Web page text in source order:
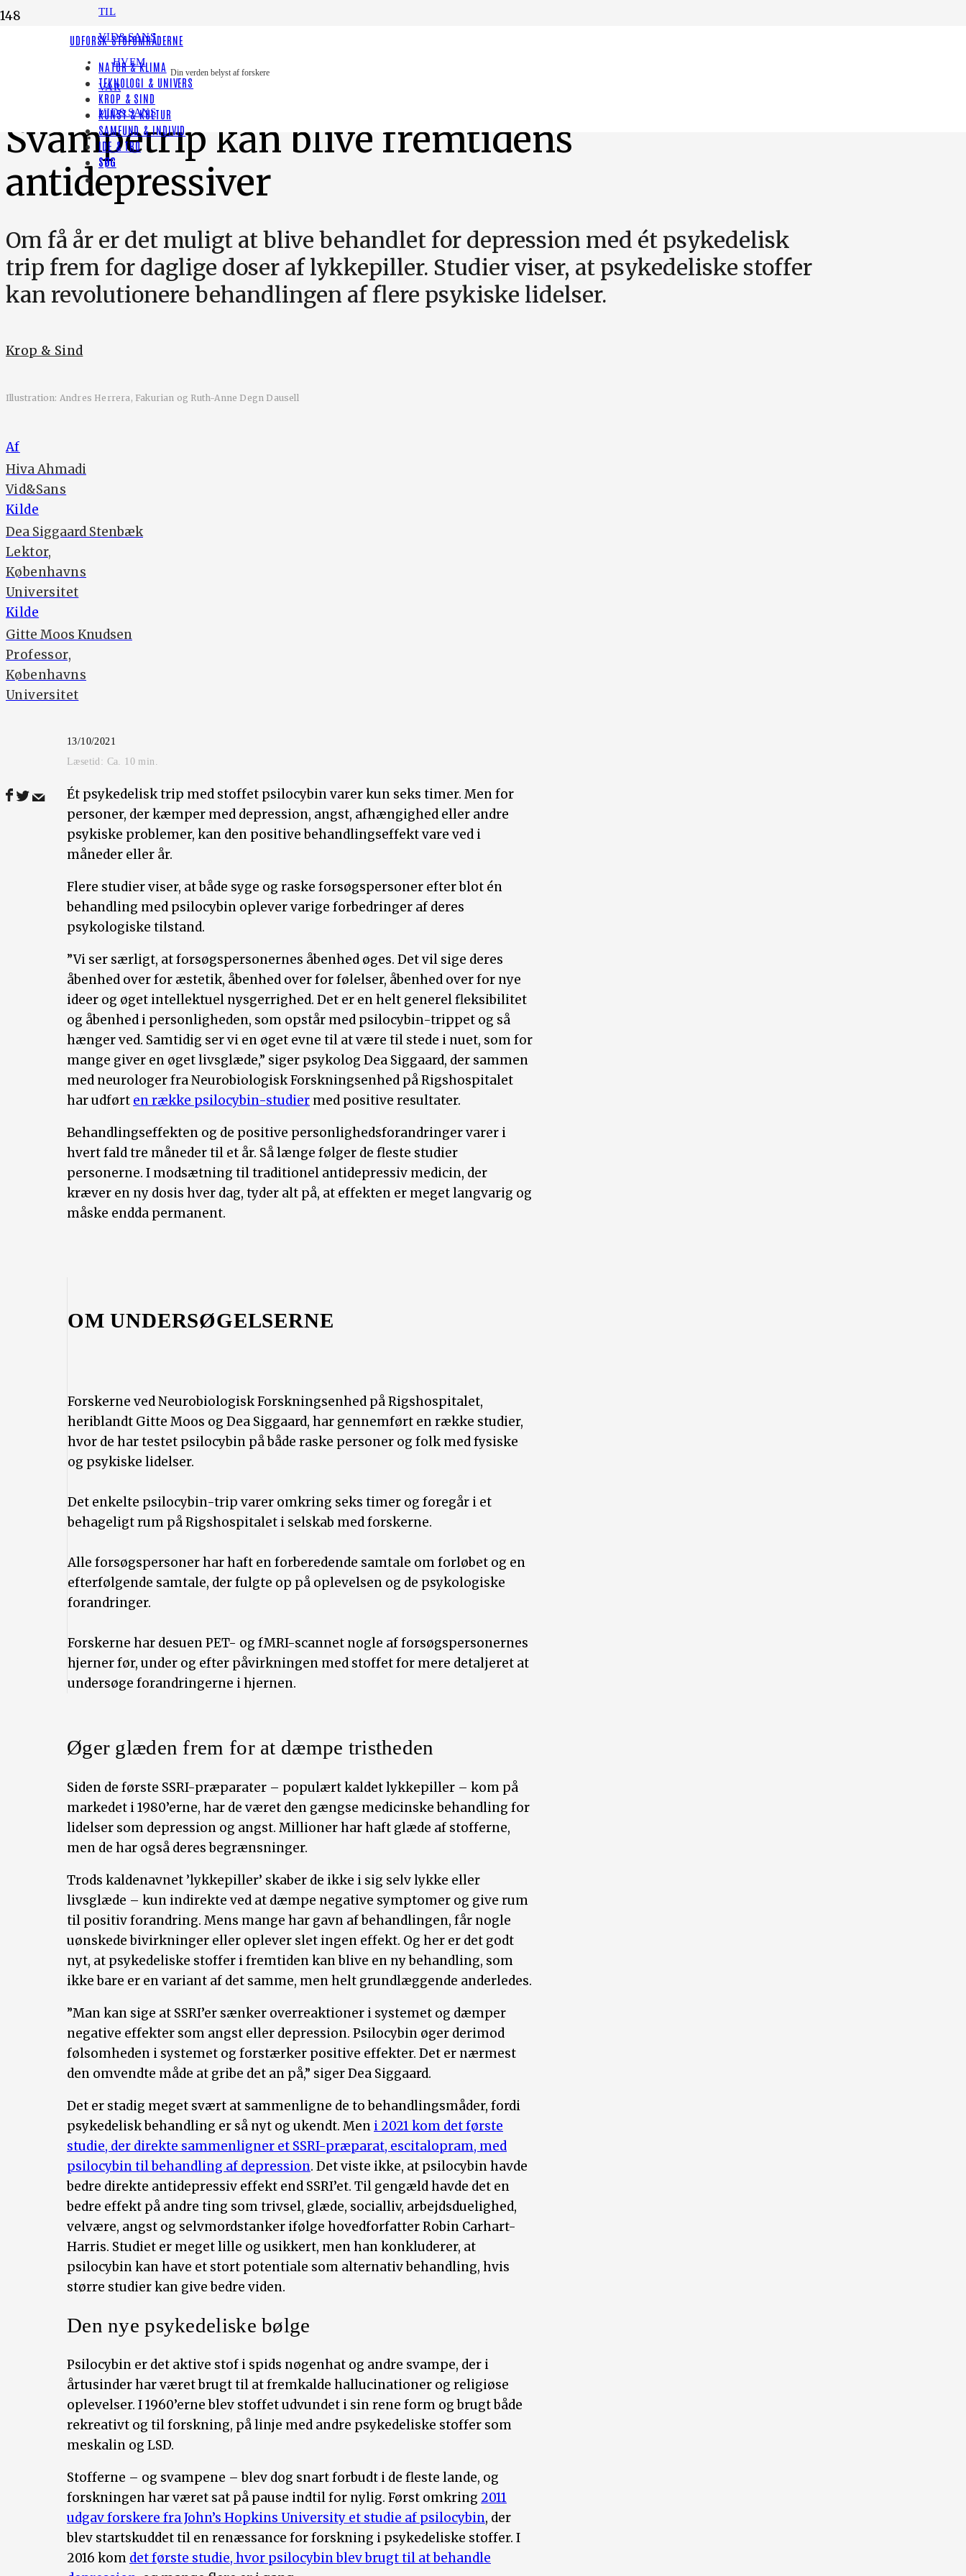
TIL
VID&SANS
HVEM
VAR
VID&SANS
Din verden belyst af forskere
UDFORSK STOFOMRÅDERNE
NATUR & KLIMA
TEKNOLOGI & UNIVERS
KROP & SIND
KUNST & KULTUR
SAMFUND & INDIVID
IDE & TRO
SØG
LYT TIL HISTORIEN
Svampetrip kan blive fremtidens
antidepressiver
Om få år er det muligt at blive behandlet for depression med ét psykedelisk
trip frem for daglige doser af lykkepiller. Studier viser, at psykedeliske stoffer
kan revolutionere behandlingen af flere psykiske lidelser.
Krop & Sind
Illustration: Andres Herrera, Fakurian og Ruth-Anne Degn Dausell
Af
Hiva Ahmadi
Vid&Sans
Kilde
Dea Siggaard Stenbæk
Lektor,
Københavns
Universitet
Kilde
Gitte Moos Knudsen
Professor,
Københavns
Universitet
13/10/2021
Læsetid: Ca. 10 min.
Ét psykedelisk trip med stoffet psilocybin varer kun seks timer. Men for
personer, der kæmper med depression, angst, afhængighed eller andre
psykiske problemer, kan den positive behandlingseffekt vare ved i
måneder eller år.
Flere studier viser, at både syge og raske forsøgspersoner efter blot én
behandling med psilocybin oplever varige forbedringer af deres
psykologiske tilstand.
”Vi ser særligt, at forsøgspersonernes åbenhed øges. Det vil sige deres
åbenhed over for æstetik, åbenhed over for følelser, åbenhed over for nye
ideer og øget intellektuel nysgerrighed. Det er en helt generel fleksibilitet
og åbenhed i personligheden, som opstår med psilocybin-trippet og så
hænger ved. Samtidig ser vi en øget evne til at være til stede i nuet, som for
mange giver en øget livsglæde,” siger psykolog Dea Siggaard, der sammen
med neurologer fra Neurobiologisk Forskningsenhed på Rigshospitalet
har udført en række psilocybin-studier med positive resultater.
Behandlingseffekten og de positive personlighedsforandringer varer i
hvert fald tre måneder til et år. Så længe følger de fleste studier
personerne. I modsætning til traditionel antidepressiv medicin, der
kræver en ny dosis hver dag, tyder alt på, at effekten er meget langvarig og
måske endda permanent.
OM UNDERSØGELSERNE
Forskerne ved Neurobiologisk Forskningsenhed på Rigshospitalet,
heriblandt Gitte Moos og Dea Siggaard, har gennemført en række studier,
hvor de har testet psilocybin på både raske personer og folk med fysiske
og psykiske lidelser.
Det enkelte psilocybin-trip varer omkring seks timer og foregår i et
behageligt rum på Rigshospitalet i selskab med forskerne.
Alle forsøgspersoner har haft en forberedende samtale om forløbet og en
efterfølgende samtale, der fulgte op på oplevelsen og de psykologiske
forandringer.
Forskerne har desuen PET- og fMRI-scannet nogle af forsøgspersonernes
hjerner før, under og efter påvirkningen med stoffet for mere detaljeret at
undersøge forandringerne i hjernen.
Øger glæden frem for at dæmpe tristheden
Siden de første SSRI-præparater – populært kaldet lykkepiller – kom på
markedet i 1980’erne, har de været den gængse medicinske behandling for
lidelser som depression og angst. Millioner har haft glæde af stofferne,
men de har også deres begrænsninger.
Trods kaldenavnet ’lykkepiller’ skaber de ikke i sig selv lykke eller
livsglæde – kun indirekte ved at dæmpe negative symptomer og give rum
til positiv forandring. Mens mange har gavn af behandlingen, får nogle
uønskede bivirkninger eller oplever slet ingen effekt. Og her er det godt
nyt, at psykedeliske stoffer i fremtiden kan blive en ny behandling, som
ikke bare er en variant af det samme, men helt grundlæggende anderledes.
”Man kan sige at SSRI’er sænker overreaktioner i systemet og dæmper
negative effekter som angst eller depression. Psilocybin øger derimod
følsomheden i systemet og forstærker positive effekter. Det er nærmest
den omvendte måde at gribe det an på,” siger Dea Siggaard.
Det er stadig meget svært at sammenligne de to behandlingsmåder, fordi
psykedelisk behandling er så nyt og ukendt. Men i 2021 kom det første
studie, der direkte sammenligner et SSRI-præparat, escitalopram, med
psilocybin til behandling af depression. Det viste ikke, at psilocybin havde
bedre direkte antidepressiv effekt end SSRI’et. Til gengæld havde det en
bedre effekt på andre ting som trivsel, glæde, socialliv, arbejdsduelighed,
velvære, angst og selvmordstanker ifølge hovedforfatter Robin Carhart-
Harris. Studiet er meget lille og usikkert, men han konkluderer, at
psilocybin kan have et stort potentiale som alternativ behandling, hvis
større studier kan give bedre viden.
Den nye psykedeliske bølge
Psilocybin er det aktive stof i spids nøgenhat og andre svampe, der i
årtusinder har været brugt til at fremkalde hallucinationer og religiøse
oplevelser. I 1960’erne blev stoffet udvundet i sin rene form og brugt både
rekreativt og til forskning, på linje med andre psykedeliske stoffer som
meskalin og LSD.
Stofferne – og svampene – blev dog snart forbudt i de fleste lande, og
forskningen har været sat på pause indtil for nylig. Først omkring 2011
udgav forskere fra John’s Hopkins University et studie af psilocybin, der
blev startskuddet til en renæssance for forskning i psykedeliske stoffer. I
2016 kom det første studie, hvor psilocybin blev brugt til at behandle